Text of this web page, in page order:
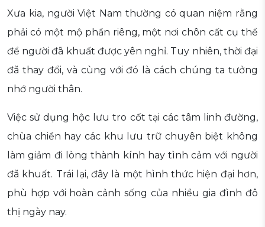
Xưa kia, người Việt Nam thường có quan niệm rằng
phải có một mộ phần riêng, một nơi chôn cất cụ thể
để người đã khuất được yên nghỉ. Tuy nhiên, thời đại
đã thay đổi, và cùng với đó là cách chúng ta tưởng
nhớ người thân.
Việc sử dụng hộc lưu tro cốt tại các tâm linh đường,
chùa chiền hay các khu lưu trữ chuyên biệt không
làm giảm đi lòng thành kính hay tình cảm với người
đã khuất. Trái lại, đây là một hình thức hiện đại hơn,
phù hợp với hoàn cảnh sống của nhiều gia đình đô
thị ngày nay.